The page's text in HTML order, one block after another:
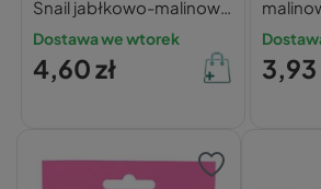
Snail jabłkowo-malinowy
35g
Dostawa we wtorek
4,60 zł
bez
3,93